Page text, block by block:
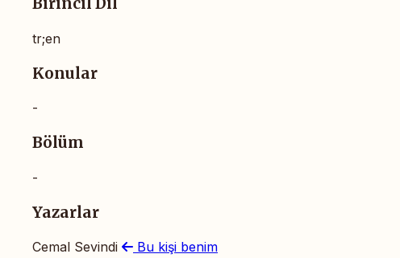
Birincil Dil
tr;en
Konular
-
Bölüm
-
Yazarlar
Cemal Sevindi Bu kişi benim